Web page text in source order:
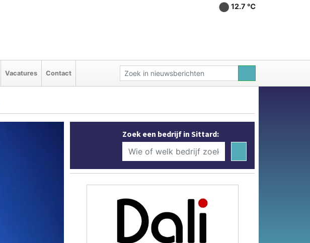
12.7 ℃
Vacatures Contact
Zoek een bedrijf in Sittard: